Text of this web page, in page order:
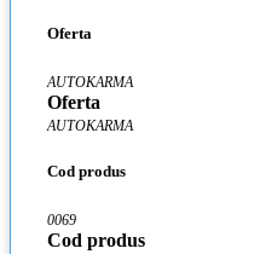
Oferta
AUTOKARMA
Oferta
AUTOKARMA
Cod produs
0069
Cod produs